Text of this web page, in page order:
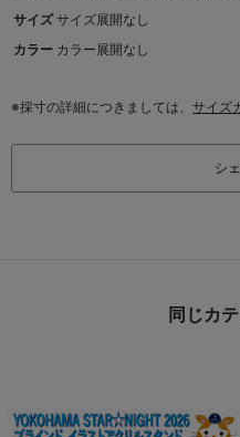
サイズ サイズ展開なし
カラー カラー展開なし
※採寸の詳細につきましては、 サイズ
シ
同じカ